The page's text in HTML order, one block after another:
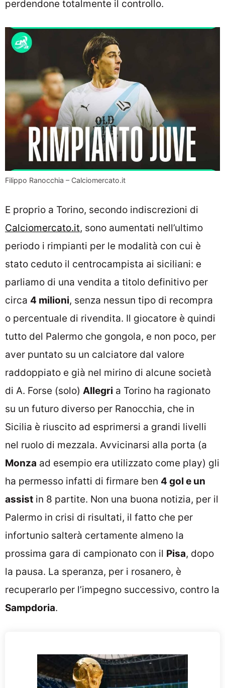
perdendone totalmente il controllo.
Filippo Ranocchia – Calciomercato.it
E proprio a Torino, secondo indiscrezioni di
Calciomercato.it, sono aumentati nell’ultimo
periodo i rimpianti per le modalità con cui è
stato ceduto il centrocampista ai siciliani: e
parliamo di una vendita a titolo definitivo per
circa 4 milioni, senza nessun tipo di recompra
o percentuale di rivendita. Il giocatore è quindi
tutto del Palermo che gongola, e non poco, per
aver puntato su un calciatore dal valore
raddoppiato e già nel mirino di alcune società
di A. Forse (solo) Allegri a Torino ha ragionato
su un futuro diverso per Ranocchia, che in
Sicilia è riuscito ad esprimersi a grandi livelli
nel ruolo di mezzala. Avvicinarsi alla porta (a
Monza ad esempio era utilizzato come play) gli
ha permesso infatti di firmare ben 4 gol e un
assist in 8 partite. Non una buona notizia, per il
Palermo in crisi di risultati, il fatto che per
infortunio salterà certamente almeno la
prossima gara di campionato con il Pisa, dopo
la pausa. La speranza, per i rosanero, è
recuperarlo per l’impegno successivo, contro la
Sampdoria.